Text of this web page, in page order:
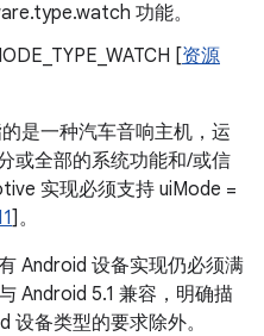
功能。
[资源
是一种汽车音响主机，运
或全部的系统功能和/或信
实现必须支持 uiMode =
]。
Android 设备实现仍必须满
Android 5.1 兼容，明确描
设备类型的要求除外。